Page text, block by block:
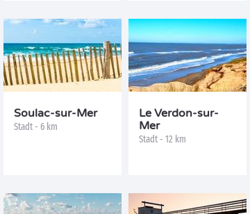
Soulac-sur-Mer
Stadt - 6 km
Le Verdon-sur-
Mer
Stadt - 12 km